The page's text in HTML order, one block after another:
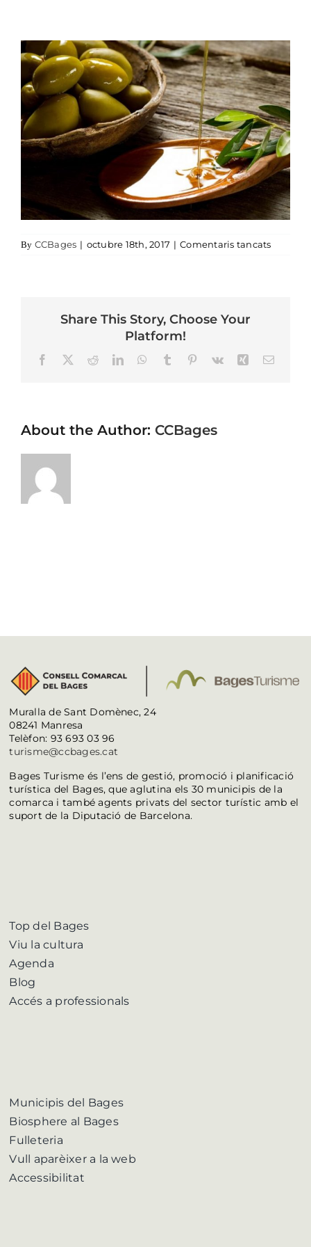
By CCBages | octubre 18th, 2017 | Comentaris tancatsa
Share This Story, Choose Your
Platform!
FacebookRedditLinkedInWhatsApp
TumblrPinterest
Vk XingEmail
About the Author: CCBages
Muralla de Sant Domènec, 24
08241 Manresa
Telèfon: 93 693 03 96
turisme@ccbages.cat
Bages Turisme és l’ens de gestió, promoció i planificació
turística del Bages, que aglutina els 30 municipis de la
comarca i també agents privats del sector turístic amb el
suport de la Diputació de Barcelona.
Top del Bages
Viu la cultura
Agenda
Blog
Accés a professionals
Municipis del Bages
Biosphere al Bages
Fulleteria
Vull aparèixer a la web
Accessibilitat